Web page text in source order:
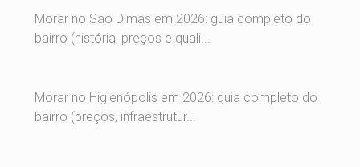
Morar no São Dimas em 2026: guia completo do
bairro (história, preços e quali...
Morar no Higienópolis em 2026: guia completo do
bairro (preços, infraestrutur...